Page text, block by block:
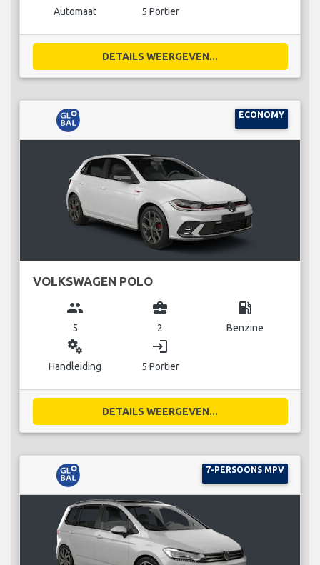
Automaat 5 Portier
DETAILS WEERGEVEN...
ECONOMY
VOLKSWAGEN POLO
group
5
business_center
2
local_gas_station
Benzine
miscellaneous_services
Handleiding
login
5 Portier
DETAILS WEERGEVEN...
7-PERSOONS MPV